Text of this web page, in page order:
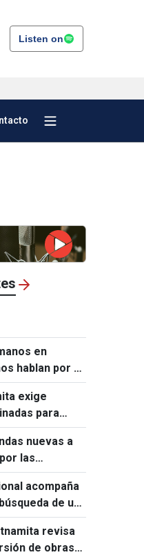
Listen on
en
hablan por sí
exige
para
nuevas a
las
Chau
acompaña
de un
dígitos
revisa
de obras